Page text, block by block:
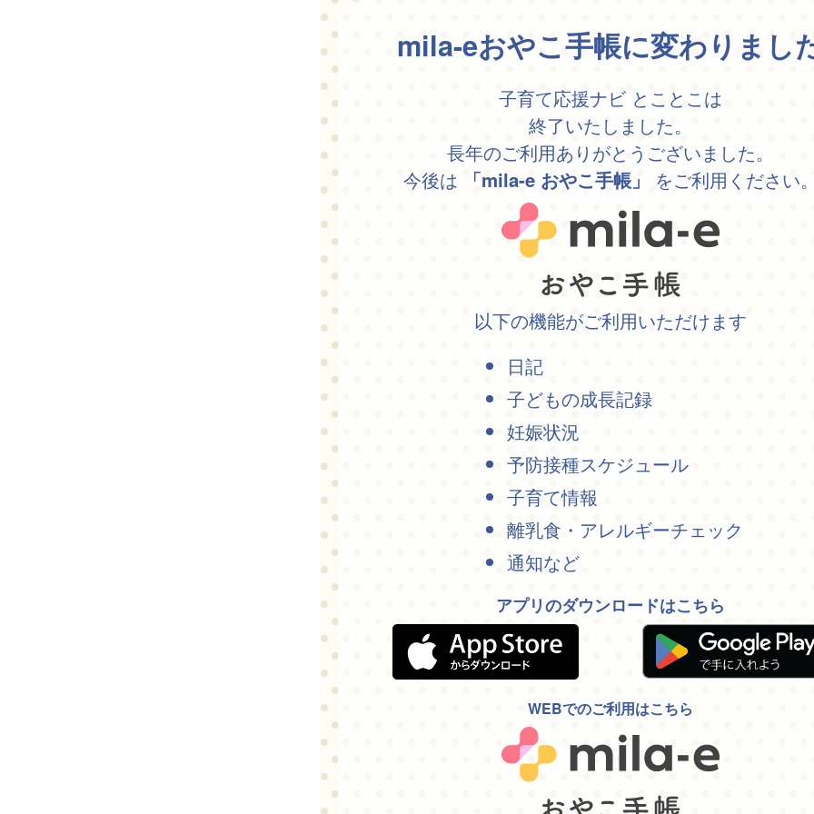
mila-eおやこ手帳に変わりまし
子育て応援ナビ とことこは
終了いたしました。
長年のご利用ありがとうございました。
今後は
「mila-e おやこ手帳」 をご利用ください
以下の機能がご利用いただけます
日記
子どもの成長記録
妊娠状況
予防接種スケジュール
子育て情報
離乳食・アレルギーチェック
通知など
アプリのダウンロードはこちら
WEBでのご利用はこちら